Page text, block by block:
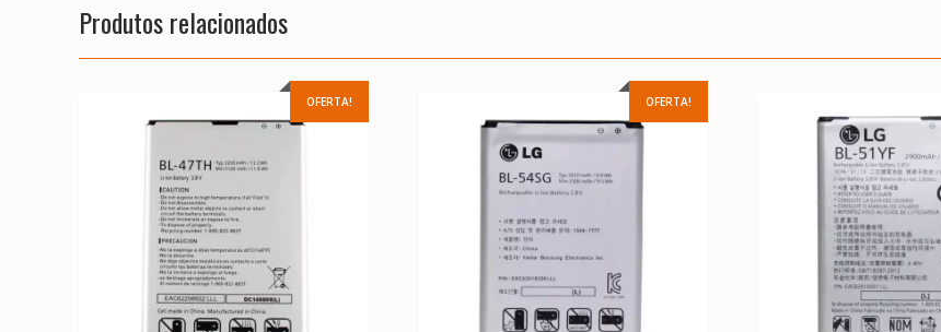
Produtos relacionados
OFERTA! OFERTA!